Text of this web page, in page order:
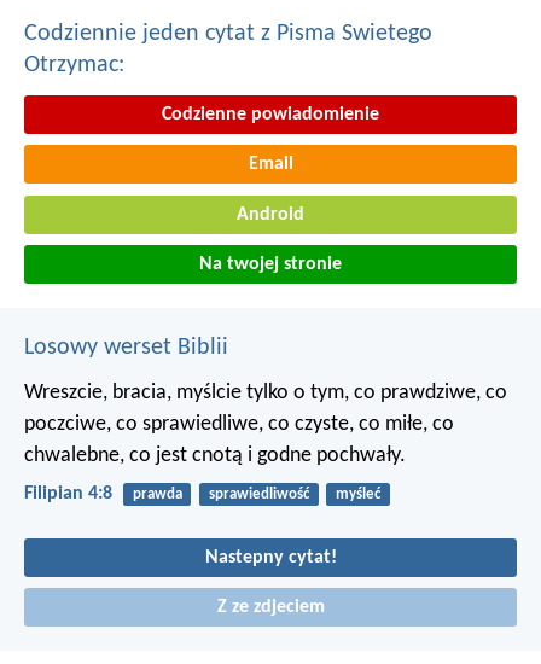
Codziennie jeden cytat z Pisma Swietego
Otrzymac:
Codzienne powiadomienie
Email
Android
Na twojej stronie
Losowy werset Biblii
Wreszcie, bracia, myślcie tylko o tym, co prawdziwe, co
poczciwe, co sprawiedliwe, co czyste, co miłe, co
chwalebne, co jest cnotą i godne pochwały.
Filipian 4:8 prawda sprawiedliwość myśleć
Nastepny cytat!
Z ze zdjeciem